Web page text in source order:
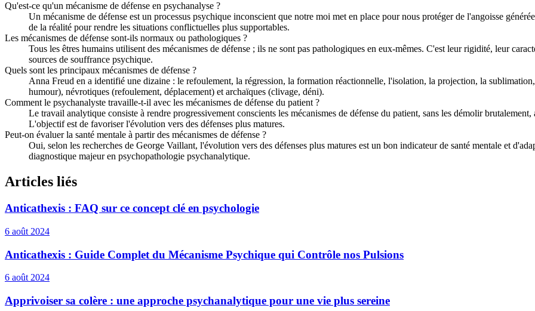
Qu'est-ce qu'un mécanisme de défense en psychanalyse ?
Un mécanisme de défense est un processus psychique inconscient que notre moi met en place pour nous protéger de l'angoisse
de la réalité pour rendre les situations conflictuelles plus supportables.
Les mécanismes de défense sont-ils normaux ou pathologiques ?
Tous les êtres humains utilisent des mécanismes de défense ; ils ne sont pas pathologiques en eux-mêmes. C'est leur rigidité, leur
sources de souffrance psychique.
Quels sont les principaux mécanismes de défense ?
Anna Freud en a identifié une dizaine : le refoulement, la régression, la formation réactionnelle, l'isolation, la projection, la
humour), névrotiques (refoulement, déplacement) et archaïques (clivage, déni).
Comment le psychanalyste travaille-t-il avec les mécanismes de défense du patient ?
Le travail analytique consiste à rendre progressivement conscients les mécanismes de défense du patient, sans les démolir
L'objectif est de favoriser l'évolution vers des défenses plus matures.
Peut-on évaluer la santé mentale à partir des mécanismes de défense ?
Oui, selon les recherches de George Vaillant, l'évolution vers des défenses plus matures est un bon indicateur de santé mentale et
diagnostique majeur en psychopathologie psychanalytique.
Articles liés
Anticathexis : FAQ sur ce concept clé en psychologie
6 août 2024
Anticathexis : Guide Complet du Mécanisme Psychique qui Contrôle nos Pulsions
6 août 2024
Apprivoiser sa colère : une approche psychanalytique pour une vie plus sereine